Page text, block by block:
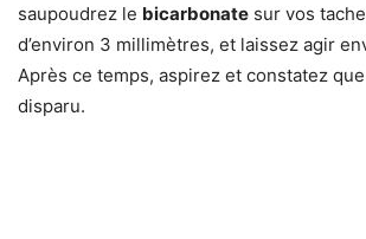
saupoudrez le bicarbonate sur vos
d’environ 3 millimètres, et laissez agir
Après ce temps, aspirez et constatez
disparu.